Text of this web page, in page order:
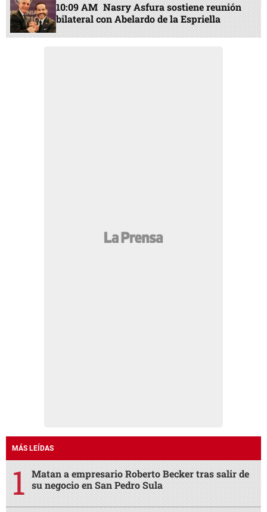
10:09 AM Nasry Asfura sostiene reunión
bilateral con Abelardo de la Espriella
MÁS LEÍDAS
Matan a empresario Roberto Becker tras salir de
su negocio en San Pedro Sula